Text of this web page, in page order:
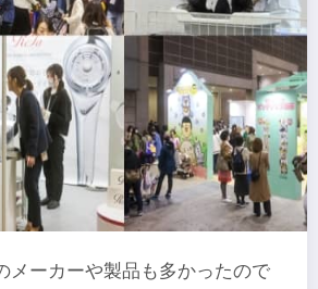
メーカーや製品も多かったので